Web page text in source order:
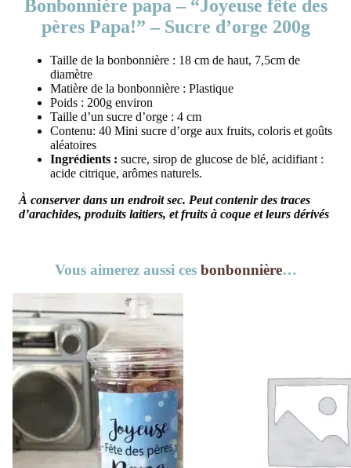
Bonbonnière papa – “Joyeuse fête des
pères Papa!” – Sucre d’orge 200g
Taille de la bonbonnière : 18 cm de haut, 7,5cm de
diamètre
Matière de la bonbonnière : Plastique
Poids : 200g environ
Taille d’un sucre d’orge : 4 cm
Contenu: 40 Mini sucre d’orge aux fruits, coloris et goûts
aléatoires
Ingrédients : sucre, sirop de glucose de blé, acidifiant :
acide citrique, arômes naturels.
À conserver dans un endroit sec. Peut contenir des traces
d’arachides, produits laitiers, et fruits à coque et leurs dérivés
Vous aimerez aussi ces bonbonnière…